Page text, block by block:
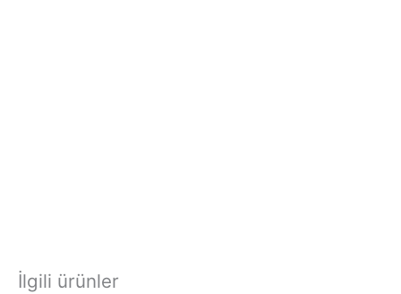
İlgili ürünler